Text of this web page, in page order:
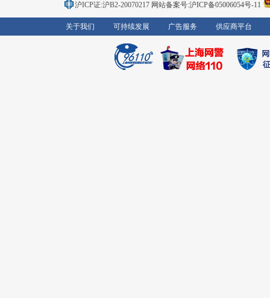
沪ICP证:沪B2-20070217 网站备案号:沪ICP备05006054号-11
关于我们 可持续发展 广告服务 供应商平台